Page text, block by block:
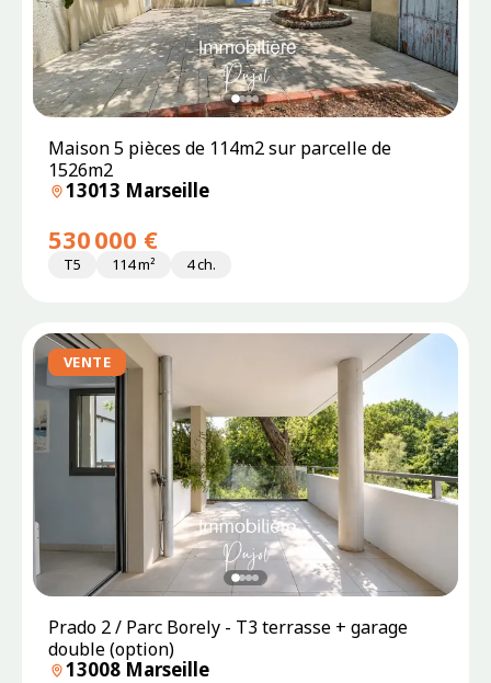
Maison 5 pièces de 114m2 sur parcelle de
1526m2
13013 Marseille
530 000 €
T5 114 m² 4 ch.
VENTE
Prado 2 / Parc Borely - T3 terrasse + garage
double (option)
13008 Marseille